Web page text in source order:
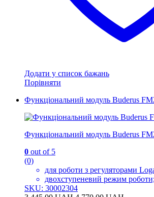
Додати у список бажань
Порівняти
Функціональний модуль Buderus
Функціональний модуль Buderus
0 out of 5
(0)
для роботи з регуляторами
двохступеневий режим роботи;
SKU: 30002304